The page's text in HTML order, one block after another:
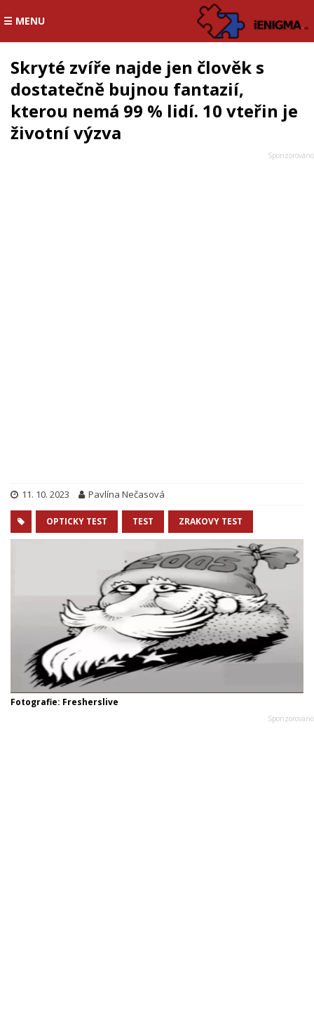
☰ MENU
Skryté zvíře najde jen člověk s
dostatečně bujnou fantazií,
kterou nemá 99 % lidí. 10 vteřin je
životní výzva
11. 10. 2023 Pavlína Nečasová
OPTICKY TEST TEST ZRAKOVY TEST
Fotografie: Fresherslive